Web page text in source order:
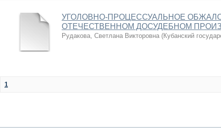
УГОЛОВНО-ПРОЦЕССУАЛЬНОЕ
ОТЕЧЕСТВЕННОМ ДОСУДЕБНОМ
Рудакова, Светлана Викторовна (Кубанский
1